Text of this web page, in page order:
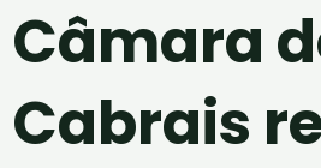
Câmara
Cabrais